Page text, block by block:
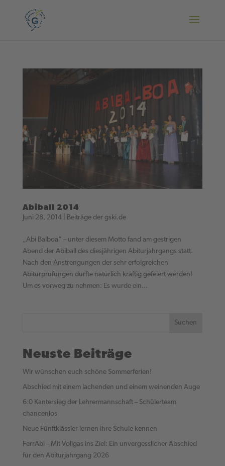
Abiball 2014
Juni 28, 2014| Beiträge der gski.de
„Abi Balboa“ – unter diesem Motto fand am gestrigen
Abend der Abiball des diesjährigen Abiturjahrgangs statt.
Nach den Anstrengungen der sehr erfolgreichen
Abiturprüfungen durfte natürlich kräftig gefeiert werden!
Um es vorweg zu nehmen: Es wurde ein...
Suchen
Neuste Beiträge
Wir wünschen euch schöne Sommerferien!
Abschied mit einem lachenden und einem weinenden Auge
6:0 Kantersieg der Lehrermannschaft – Schülerteam
chancenlos
Neue Fünftklässler lernen ihre Schule kennen
FerrAbi – Mit Vollgas ins Ziel: Ein unvergesslicher Abschied
für den Abiturjahrgang 2026